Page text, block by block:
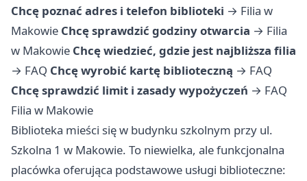
Chcę poznać adres i telefon biblioteki → Filia w
Makowie Chcę sprawdzić godziny otwarcia → Filia
w Makowie Chcę wiedzieć, gdzie jest najbliższa filia
→ FAQ Chcę wyrobić kartę biblioteczną → FAQ
Chcę sprawdzić limit i zasady wypożyczeń → FAQ
Filia w Makowie
Biblioteka mieści się w budynku szkolnym przy ul.
Szkolna 1 w Makowie. To niewielka, ale funkcjonalna
placówka oferująca podstawowe usługi biblioteczne: